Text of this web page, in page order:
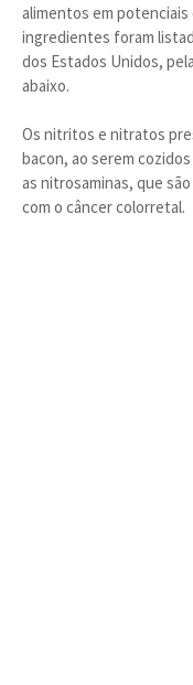
alimentos em
ingredientes foram
dos Estados Unidos,
abaixo.
Os nitritos e nitratos
bacon, ao serem
as nitrosaminas, que
com o câncer colorretal.